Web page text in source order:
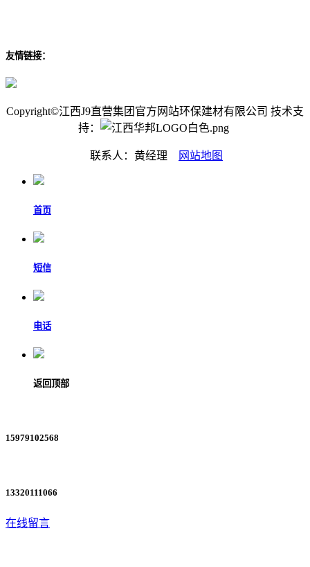
友情链接：
Copyright©江西J9直营集团官方网站环保建材有限公司 技术支
持：
联系人：黄经理 网站地图
首页
短信
电话
返回顶部
15979102568
13320111066
在线留言